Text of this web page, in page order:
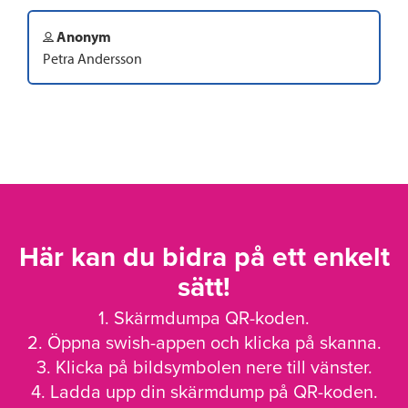
Anonym
Petra Andersson
Här kan du bidra på ett enkelt
sätt!
1. Skärmdumpa QR-koden.
2. Öppna swish-appen och klicka på skanna.
3. Klicka på bildsymbolen nere till vänster.
4. Ladda upp din skärmdump på QR-koden.